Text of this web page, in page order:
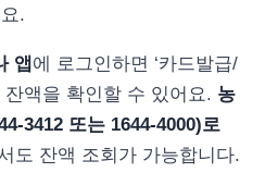
.
앱 에 로그인하면 ‘카드발급/
잔액을 확인할 수 있어요. 농
3412 또는 1644-4000)로
도 잔액 조회가 가능합니다.